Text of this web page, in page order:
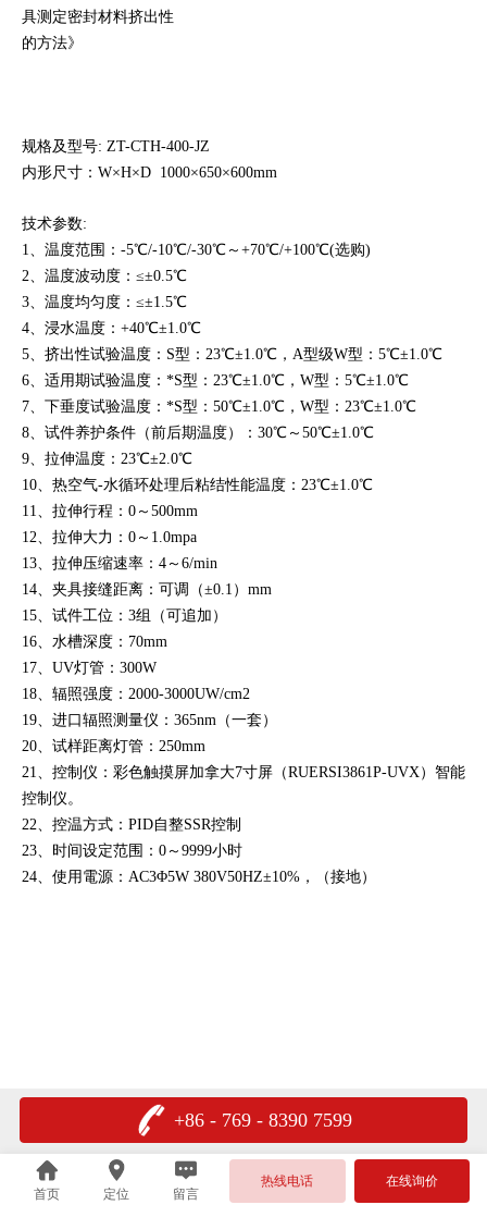
具测定密封材料挤出性
的方法》
规格及型号: ZT-CTH-400-JZ
内形尺寸：W×H×D 1000×650×600mm
技术参数:
1、温度范围：-5℃/-10℃/-30℃～+70℃/+100℃(选购)
2、温度波动度：≤±0.5℃
3、温度均匀度：≤±1.5℃
4、浸水温度：+40℃±1.0℃
5、挤出性试验温度：S型：23℃±1.0℃，A型级W型：5℃±1.0℃
6、适用期试验温度：*S型：23℃±1.0℃，W型：5℃±1.0℃
7、下垂度试验温度：*S型：50℃±1.0℃，W型：23℃±1.0℃
8、试件养护条件（前后期温度）：30℃～50℃±1.0℃
9、拉伸温度：23℃±2.0℃
10、热空气-水循环处理后粘结性能温度：23℃±1.0℃
11、拉伸行程：0～500mm
12、拉伸大力：0～1.0mpa
13、拉伸压缩速率：4～6/min
14、夹具接缝距离：可调（±0.1）mm
15、试件工位：3组（可追加）
16、水槽深度：70mm
17、UV灯管：300W
18、辐照强度：2000-3000UW/cm2
19、进口辐照测量仪：365nm（一套）
20、试样距离灯管：250mm
21、控制仪：彩色触摸屏加拿大7寸屏（RUERSI3861P-UVX）智能
控制仪。
22、控温方式：PID自整SSR控制
23、时间设定范围：0～9999小时
24、使用電源：AC3Φ5W 380V50HZ±10%，（接地）
+86 - 769 - 8390 7599
首页 定位 留言
热线电话 在线询价